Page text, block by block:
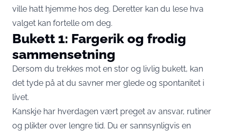
ville hatt hjemme hos deg. Deretter kan du lese hva
valget kan fortelle om deg.
Bukett 1: Fargerik og frodig
sammensetning
Dersom du trekkes mot en stor og livlig bukett, kan
det tyde på at du savner mer glede og spontanitet i
livet.
Kanskje har hverdagen vært preget av ansvar, rutiner
og plikter over lengre tid. Du er sannsynligvis en